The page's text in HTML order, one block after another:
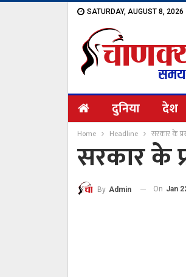
SATURDAY, AUGUST 8, 2026
दुनिया देश
Home Headline सरकार के
सरकार के
By Admin On Jan